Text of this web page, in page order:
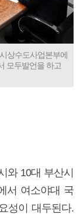
상수도사업본부에
모두발언을 하고
와 10대 부산시
서 여소야대 국
성이 대두된다.